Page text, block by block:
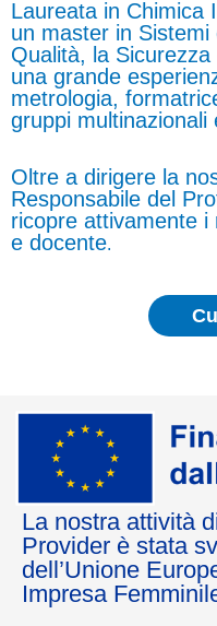
Laureata in Chimica
un master in
Qualità, la
una grande
metrologia,
gruppi multinazionali
Oltre a dirigere la
Responsabile del
ricopre attivamente i
e docente.
La nostra attività
Provider è stata
dell’Unione
Impresa